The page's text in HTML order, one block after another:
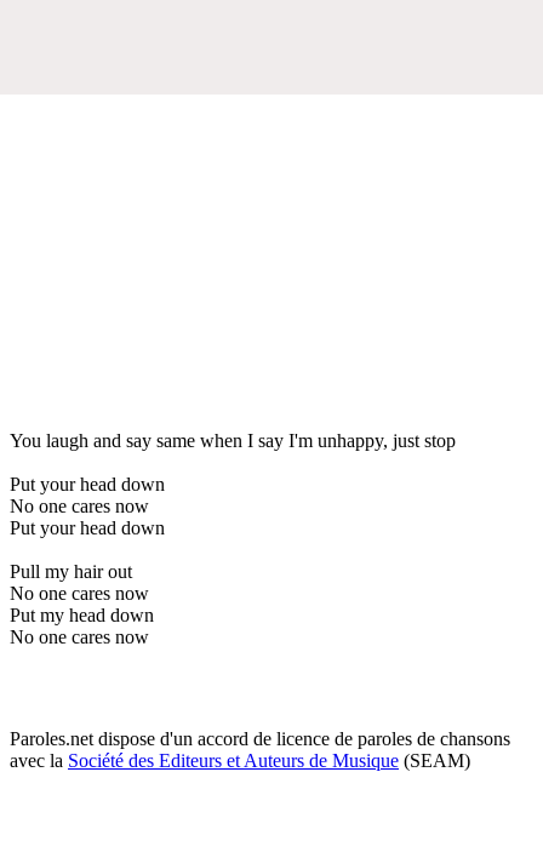
You laugh and say same when I say I'm unhappy, just stop
Put your head down
No one cares now
Put your head down
Pull my hair out
No one cares now
Put my head down
No one cares now
Paroles.net dispose d'un accord de licence de paroles de chansons
avec la Société des Editeurs et Auteurs de Musique (SEAM)